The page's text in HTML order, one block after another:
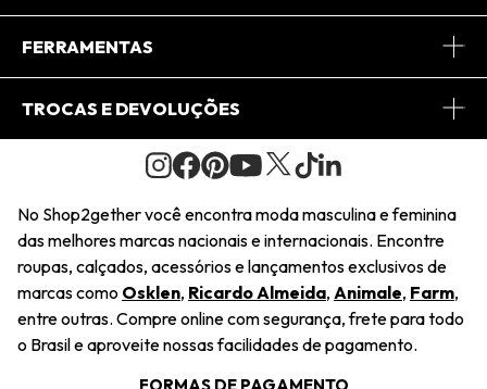
Journal
Saiu na Mídia
Sustentabilidade
Navegando
Central de Relacionamento
Regulamento e Promoções
FERRAMENTAS
Minha Conta
Pedido de Presente
Wishlist
TROCAS E DEVOLUÇÕES
Condições Gerais
Troca Fácil
Restituição de Pagamento
Dúvidas Frequentes
Termos e Condições
No Shop2gether você encontra moda masculina e feminina
das melhores marcas nacionais e internacionais. Encontre
roupas, calçados, acessórios e lançamentos exclusivos de
marcas como Osklen, Ricardo Almeida, Animale, Farm,
entre outras. Compre online com segurança, frete para todo
o Brasil e aproveite nossas facilidades de pagamento.